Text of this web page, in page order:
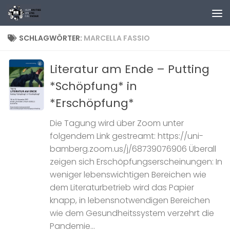
Zum Inhalt springen
SCHLAGWÖRTER: MARCELLA FASSIO
Literatur am Ende – Putting
*Schöpfung* in
*Erschöpfung*
Die Tagung wird über Zoom unter
folgendem Link gestreamt: https://uni-
bamberg.zoom.us/j/68739076906 Überall
zeigen sich Erschöpfungserscheinungen: In
weniger lebenswichtigen Bereichen wie
dem Literaturbetrieb wird das Papier
knapp, in lebensnotwendigen Bereichen
wie dem Gesundheitssystem verzehrt die
Pandemie...